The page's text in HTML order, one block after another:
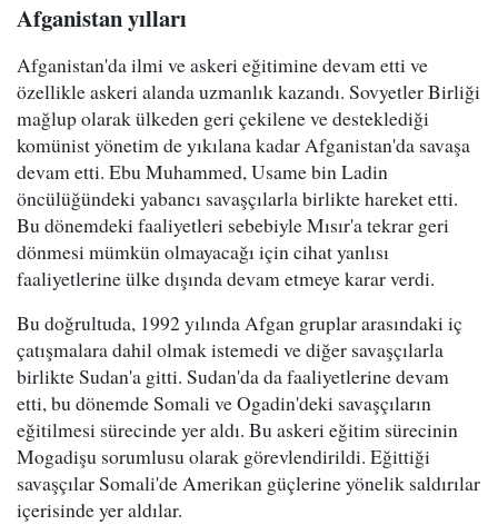
Afganistan yılları
Afganistan'da ilmi ve askeri eğitimine devam etti ve
özellikle askeri alanda uzmanlık kazandı. Sovyetler Birliği
mağlup olarak ülkeden geri çekilene ve desteklediği
komünist yönetim de yıkılana kadar Afganistan'da savaşa
devam etti. Ebu Muhammed, Usame bin Ladin
öncülüğündeki yabancı savaşçılarla birlikte hareket etti.
Bu dönemdeki faaliyetleri sebebiyle Mısır'a tekrar geri
dönmesi mümkün olmayacağı için cihat yanlısı
faaliyetlerine ülke dışında devam etmeye karar verdi.
Bu doğrultuda, 1992 yılında Afgan gruplar arasındaki iç
çatışmalara dahil olmak istemedi ve diğer savaşçılarla
birlikte Sudan'a gitti. Sudan'da da faaliyetlerine devam
etti, bu dönemde Somali ve Ogadin'deki savaşçıların
eğitilmesi sürecinde yer aldı. Bu askeri eğitim sürecinin
Mogadişu sorumlusu olarak görevlendirildi. Eğittiği
savaşçılar Somali'de Amerikan güçlerine yönelik saldırılar
içerisinde yer aldılar.